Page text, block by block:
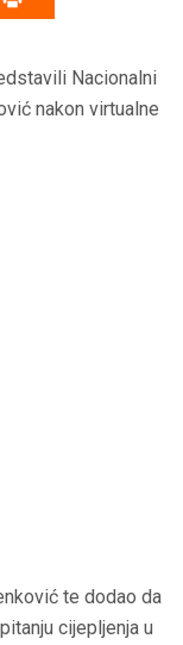
Nacionalni
nakon virtualne
te dodao da
cijepljenja u